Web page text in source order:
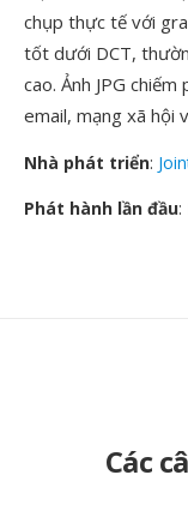
chụp thực tế với
tốt dưới DCT,
cao. Ảnh JPG
email, mạng xã hội
Nhà phát triển:
Phát hành lần đầu:
Các